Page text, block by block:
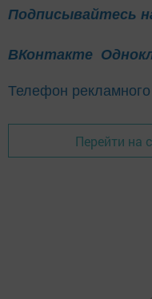
Подписывайтесь
ВКонтакте
Телефон
Перейти на